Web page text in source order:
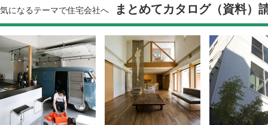
気になるテーマで住宅会社へ まとめてカタログ（資料）